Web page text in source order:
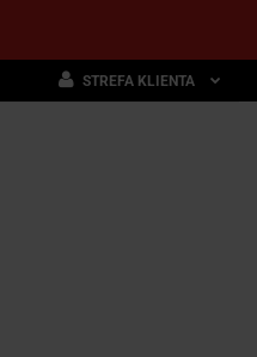
STREFA KLIENTA